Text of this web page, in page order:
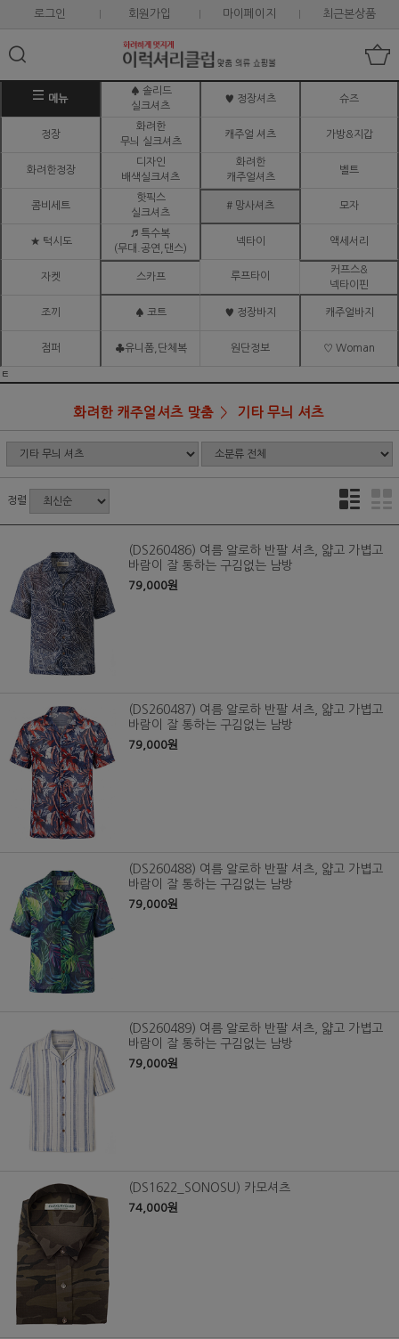
로그인 회원가입 마이페이지 최근본상품
메뉴
♠ 솔리드
실크셔츠
♥ 정장셔츠 슈즈
정장
화려한
무늬 실크셔츠
캐주얼 셔츠 가방&지갑
화려한정장
디자인
배색실크셔츠
화려한
캐주얼셔츠
벨트
콤비세트
핫픽스
실크셔츠
# 망사셔츠 모자
★ 턱시도
♬ 특수복
(무대.공연,댄스)
넥타이 액세서리
자켓 스카프 루프타이
커프스&
넥타이핀
조끼 ♠ 코트 ♥ 정장바지 캐주얼바지
점퍼 ♣유니폼,단체복 원단정보 ♡ Woman
ㅌ
화려한 캐주얼셔츠 맞춤 기타 무늬 셔츠
정렬
(DS260486) 여름 알로하 반팔 셔츠, 얇고 가볍고
바람이 잘 통하는 구김없는 남방
79,000원
(DS260487) 여름 알로하 반팔 셔츠, 얇고 가볍고
바람이 잘 통하는 구김없는 남방
79,000원
(DS260488) 여름 알로하 반팔 셔츠, 얇고 가볍고
바람이 잘 통하는 구김없는 남방
79,000원
(DS260489) 여름 알로하 반팔 셔츠, 얇고 가볍고
바람이 잘 통하는 구김없는 남방
79,000원
(DS1622_SONOSU) 카모셔츠
74,000원